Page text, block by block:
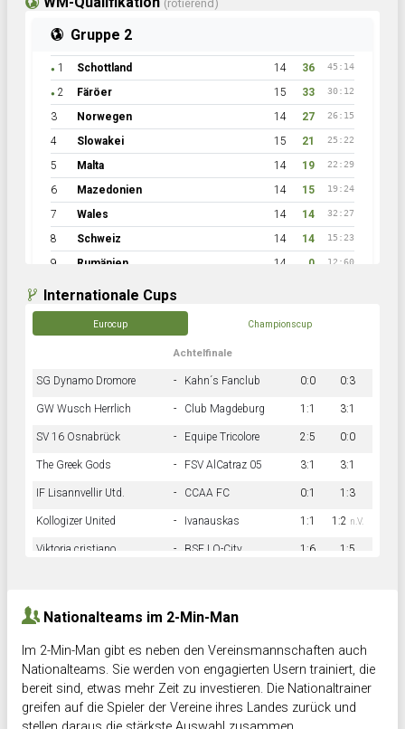
(rotierend)
Gruppe 2
● 1 Schottland 14 36 45:14
● 2 Färöer 15 33 30:12
3 Norwegen 14 27 26:15
4 Slowakei 15 21 25:22
5 Malta 14 19 22:29
6 Mazedonien 14 15 19:24
7 Wales 14 14 32:27
8 Schweiz 14 14 15:23
9 Rumänien 14 0 12:60
Internationale Cups
Eurocup Championscup
Achtelfinale
SG Dynamo Dromore - Kahn´s Fanclub 0:0 0:3
GW Wusch Herrlich - Club Magdeburg 1:1 3:1
SV 16 Osnabrück - Equipe Tricolore 2:5 0:0
The Greek Gods - FSV AlCatraz 05 3:1 3:1
IF Lisannvellir Utd. - CCAA FC 0:1 1:3
Kollogizer United - Ivanauskas 1:1 1:2 n.V.
Viktoria cristiano - BSF LO-City 1:6 1:5
Nationalteams im 2-Min-Man
Im 2-Min-Man gibt es neben den Vereinsmannschaften auch
Nationalteams. Sie werden von engagierten Usern trainiert, die
bereit sind, etwas mehr Zeit zu investieren. Die Nationaltrainer
greifen auf die Spieler der Vereine ihres Landes zurück und